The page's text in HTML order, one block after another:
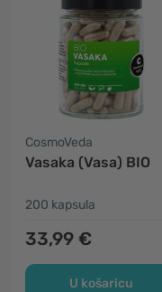
CosmoVeda
Vasaka (Vasa) BIO
200 kapsula
33,99 €
U košaricu